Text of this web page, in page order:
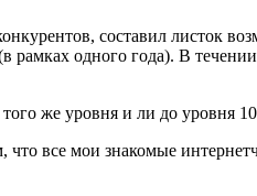
составил листок
одного года). В
же уровня и ли до уровня
все мои знакомые